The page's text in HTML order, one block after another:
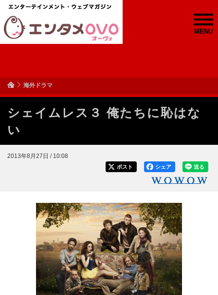
MENU
海外ドラマ
シェイムレス３ 俺たちに恥はな
い
2013年8月27日 / 10:08
送る
シェア
ポスト